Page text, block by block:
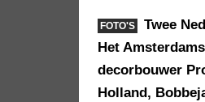
FOTO'S
Twee
Het
decorbouwer
Holland,